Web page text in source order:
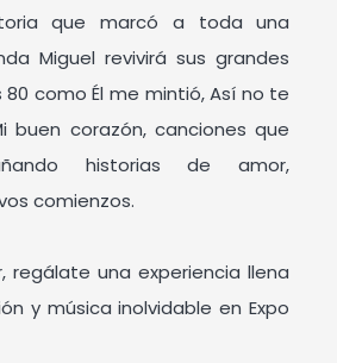
que marcó a toda una
Miguel revivirá sus grandes
como Él me mintió, Así no te
buen corazón, canciones que
historias de amor,
comienzos.
regálate una experiencia llena
y música inolvidable en Expo